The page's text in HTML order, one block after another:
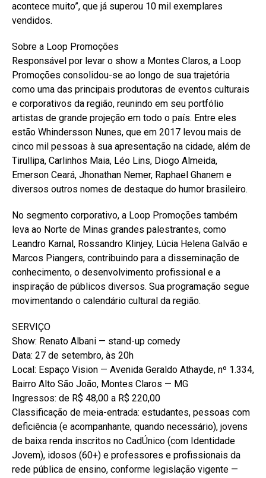
acontece muito”, que já superou 10 mil exemplares
vendidos.
Sobre a Loop Promoções
Responsável por levar o show a Montes Claros, a Loop
Promoções consolidou-se ao longo de sua trajetória
como uma das principais produtoras de eventos culturais
e corporativos da região, reunindo em seu portfólio
artistas de grande projeção em todo o país. Entre eles
estão Whindersson Nunes, que em 2017 levou mais de
cinco mil pessoas à sua apresentação na cidade, além de
Tirullipa, Carlinhos Maia, Léo Lins, Diogo Almeida,
Emerson Ceará, Jhonathan Nemer, Raphael Ghanem e
diversos outros nomes de destaque do humor brasileiro.
No segmento corporativo, a Loop Promoções também
leva ao Norte de Minas grandes palestrantes, como
Leandro Karnal, Rossandro Klinjey, Lúcia Helena Galvão e
Marcos Piangers, contribuindo para a disseminação de
conhecimento, o desenvolvimento profissional e a
inspiração de públicos diversos. Sua programação segue
movimentando o calendário cultural da região.
SERVIÇO
Show: Renato Albani — stand-up comedy
Data: 27 de setembro, às 20h
Local: Espaço Vision — Avenida Geraldo Athayde, nº 1.334,
Bairro Alto São João, Montes Claros — MG
Ingressos: de R$ 48,00 a R$ 220,00
Classificação de meia-entrada: estudantes, pessoas com
deficiência (e acompanhante, quando necessário), jovens
de baixa renda inscritos no CadÚnico (com Identidade
Jovem), idosos (60+) e professores e profissionais da
rede pública de ensino, conforme legislação vigente —